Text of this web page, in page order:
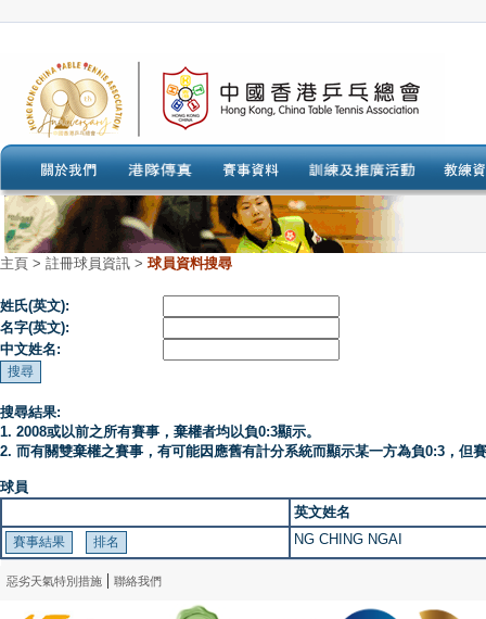
主頁 > 註冊球員資訊 > 球員資料搜尋
姓氏(英文):
名字(英文):
中文姓名:
搜尋結果:
1. 2008或以前之所有賽事，棄權者均以負0:3顯示。
2. 而有關雙棄權之賽事，有可能因應舊有計分系統而顯示某一方為負0:3，但
球員
英文姓名
NG CHING NGAI